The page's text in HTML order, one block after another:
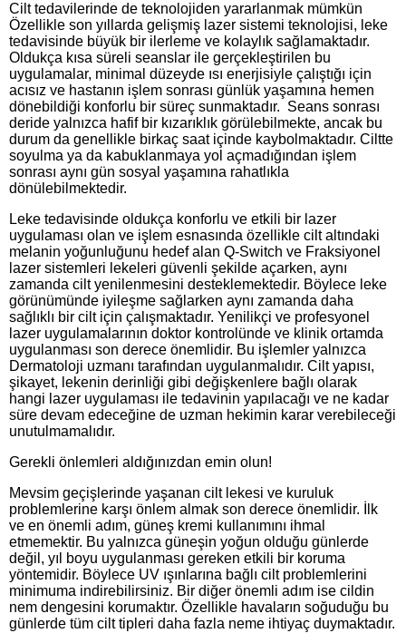
Cilt tedavilerinde de teknolojiden yararlanmak mümkün
Özellikle son yıllarda gelişmiş lazer sistemi teknolojisi, leke
tedavisinde büyük bir ilerleme ve kolaylık sağlamaktadır.
Oldukça kısa süreli seanslar ile gerçekleştirilen bu
uygulamalar, minimal düzeyde ısı enerjisiyle çalıştığı için
acısız ve hastanın işlem sonrası günlük yaşamına hemen
dönebildiği konforlu bir süreç sunmaktadır. Seans sonrası
deride yalnızca hafif bir kızarıklık görülebilmekte, ancak bu
durum da genellikle birkaç saat içinde kaybolmaktadır. Ciltte
soyulma ya da kabuklanmaya yol açmadığından işlem
sonrası aynı gün sosyal yaşamına rahatlıkla
dönülebilmektedir.
Leke tedavisinde oldukça konforlu ve etkili bir lazer
uygulaması olan ve işlem esnasında özellikle cilt altındaki
melanin yoğunluğunu hedef alan Q-Switch ve Fraksiyonel
lazer sistemleri lekeleri güvenli şekilde açarken, aynı
zamanda cilt yenilenmesini desteklemektedir. Böylece leke
görünümünde iyileşme sağlarken aynı zamanda daha
sağlıklı bir cilt için çalışmaktadır. Yenilikçi ve profesyonel
lazer uygulamalarının doktor kontrolünde ve klinik ortamda
uygulanması son derece önemlidir. Bu işlemler yalnızca
Dermatoloji uzmanı tarafından uygulanmalıdır. Cilt yapısı,
şikayet, lekenin derinliği gibi değişkenlere bağlı olarak
hangi lazer uygulaması ile tedavinin yapılacağı ve ne kadar
süre devam edeceğine de uzman hekimin karar verebileceği
unutulmamalıdır.
Gerekli önlemleri aldığınızdan emin olun!
Mevsim geçişlerinde yaşanan cilt lekesi ve kuruluk
problemlerine karşı önlem almak son derece önemlidir. İlk
ve en önemli adım, güneş kremi kullanımını ihmal
etmemektir. Bu yalnızca güneşin yoğun olduğu günlerde
değil, yıl boyu uygulanması gereken etkili bir koruma
yöntemidir. Böylece UV ışınlarına bağlı cilt problemlerini
minimuma indirebilirsiniz. Bir diğer önemli adım ise cildin
nem dengesini korumaktır. Özellikle havaların soğuduğu bu
günlerde tüm cilt tipleri daha fazla neme ihtiyaç duymaktadır.